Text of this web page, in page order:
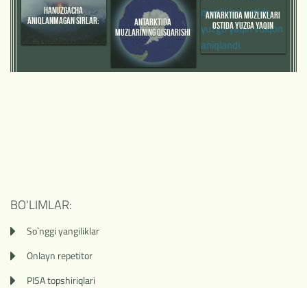
HANUZGACHA
ANIQLANMAGAN SIRLAR:
SEYSMIK CHAQNASHLAR
ANTARKTIDA
MUZLARINING QISQARISHI
JAHON OKEANI SATHINI
KO'TARMOQDA
ANTARKTIDA MUZLIKLARI
OSTIDA YUZGA YAQIN
VULQON ANIQLANDI.
BO'LIMLAR:
So`nggi yangiliklar
Onlayn repetitor
PISA topshiriqlari